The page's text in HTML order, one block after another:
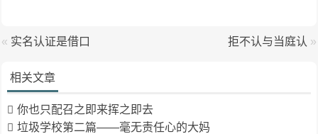
« 实名认证是借口 拒不认与当庭认 »
相关文章
你也只配召之即来挥之即去
垃圾学校第二篇——毫无责任心的大妈